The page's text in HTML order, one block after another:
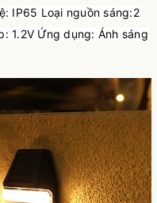
IP65 Loại nguồn sáng:2
1.2V Ứng dụng: Ánh sáng